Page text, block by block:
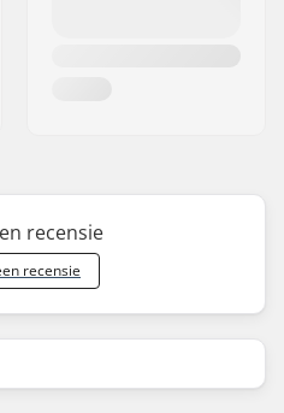
recensie
recensie